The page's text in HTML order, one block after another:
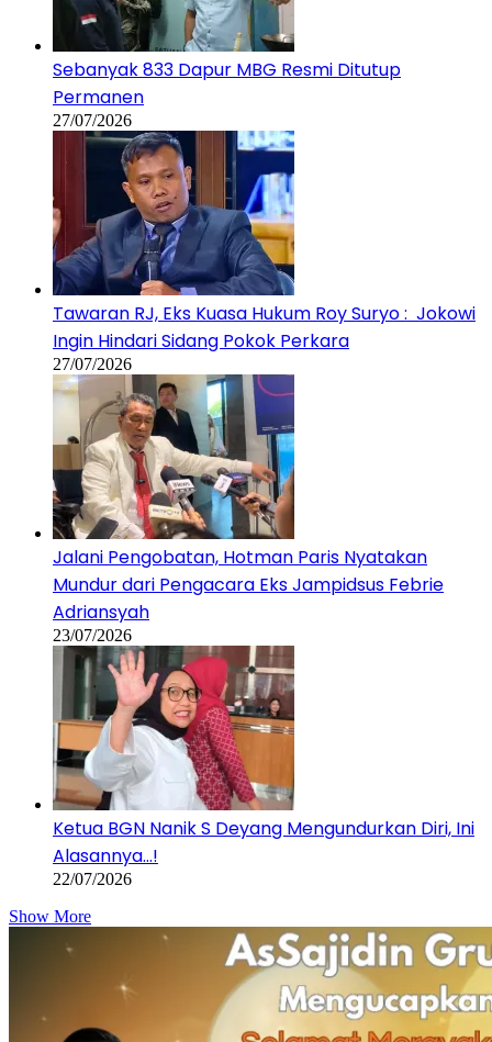
Sebanyak 833 Dapur MBG Resmi Ditutup
Permanen
27/07/2026
Tawaran RJ, Eks Kuasa Hukum Roy Suryo : Jokowi
Ingin Hindari Sidang Pokok Perkara
27/07/2026
Jalani Pengobatan, Hotman Paris Nyatakan
Mundur dari Pengacara Eks Jampidsus Febrie
Adriansyah
23/07/2026
Ketua BGN Nanik S Deyang Mengundurkan Diri, Ini
Alasannya…!
22/07/2026
Show More